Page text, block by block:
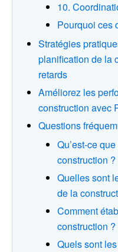
10.
Pourquoi ces
Stratégies
planification de la
retards
Améliorez les
construction avec
Questions
Qu’est-ce
construction ?
Quelles sont
de la
Comment
construction ?
Quels sont